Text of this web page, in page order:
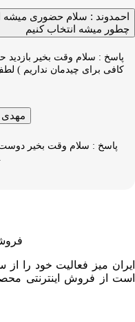
احمدوند : سلام حضوری میشه
چطور میشه انتخاب کنیم
پاسخ : سلام وقت بخیر بازدید
کافی برای چیدمان نداریم )
مهدی
پاسخ : سلام وقت بخیر دوست
شماره 09302308484 ( واتس اپ ) پیام بدید .
است از فروش اینترنتی